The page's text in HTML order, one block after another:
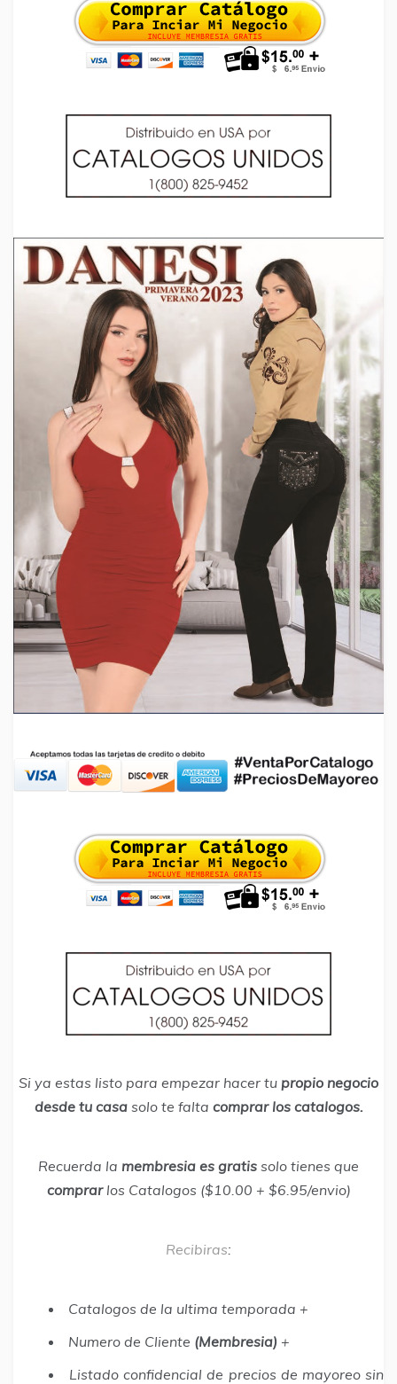
Si ya estas listo para empezar hacer tu propio negocio
desde tu casasolo te falta comprar los catalogos.
Recuerda la membresia es gratis solo tienes que
comprarlos Catalogos ($10.00 + $6.95/envio)
Recibiras:
Catalogos de la ultima temporada +
Numero de Cliente (Membresia) +
Listado confidencial de precios de mayoreo sin